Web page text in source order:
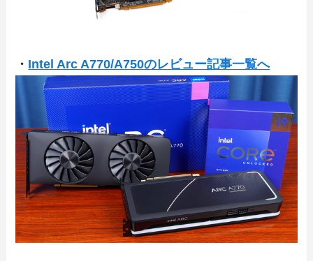
・ Intel Arc A770/A750のレビュー記事一覧へ